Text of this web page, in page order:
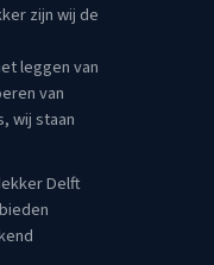
zijn wij de
leggen van
van
wij staan
Delft